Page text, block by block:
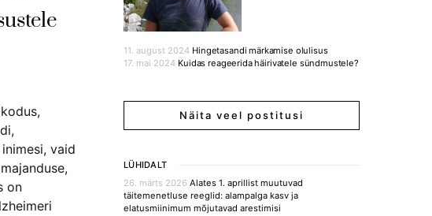
vaid
on
Hingetasandi märkamise olulisus
11. august 2024
Kuidas reageerida häirivatele sündmustele?
17. mai 2024
Näita veel postitusi
LÜHIDALT
26. märts 2026 Alates 1. aprillist muutuvad
täitemenetluse reeglid: alampalga kasv ja
elatusmiinimum mõjutavad arestimisi